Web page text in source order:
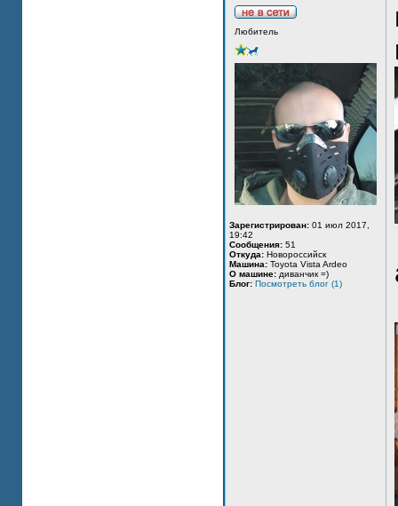
Любитель
Зарегистрирован: 01 июл 2017,
19:42
Сообщения: 51
Откуда: Новороссийск
Машина: Toyota Vista Ardeo
О машине: диванчик =)
Блог: Посмотреть блог (1)